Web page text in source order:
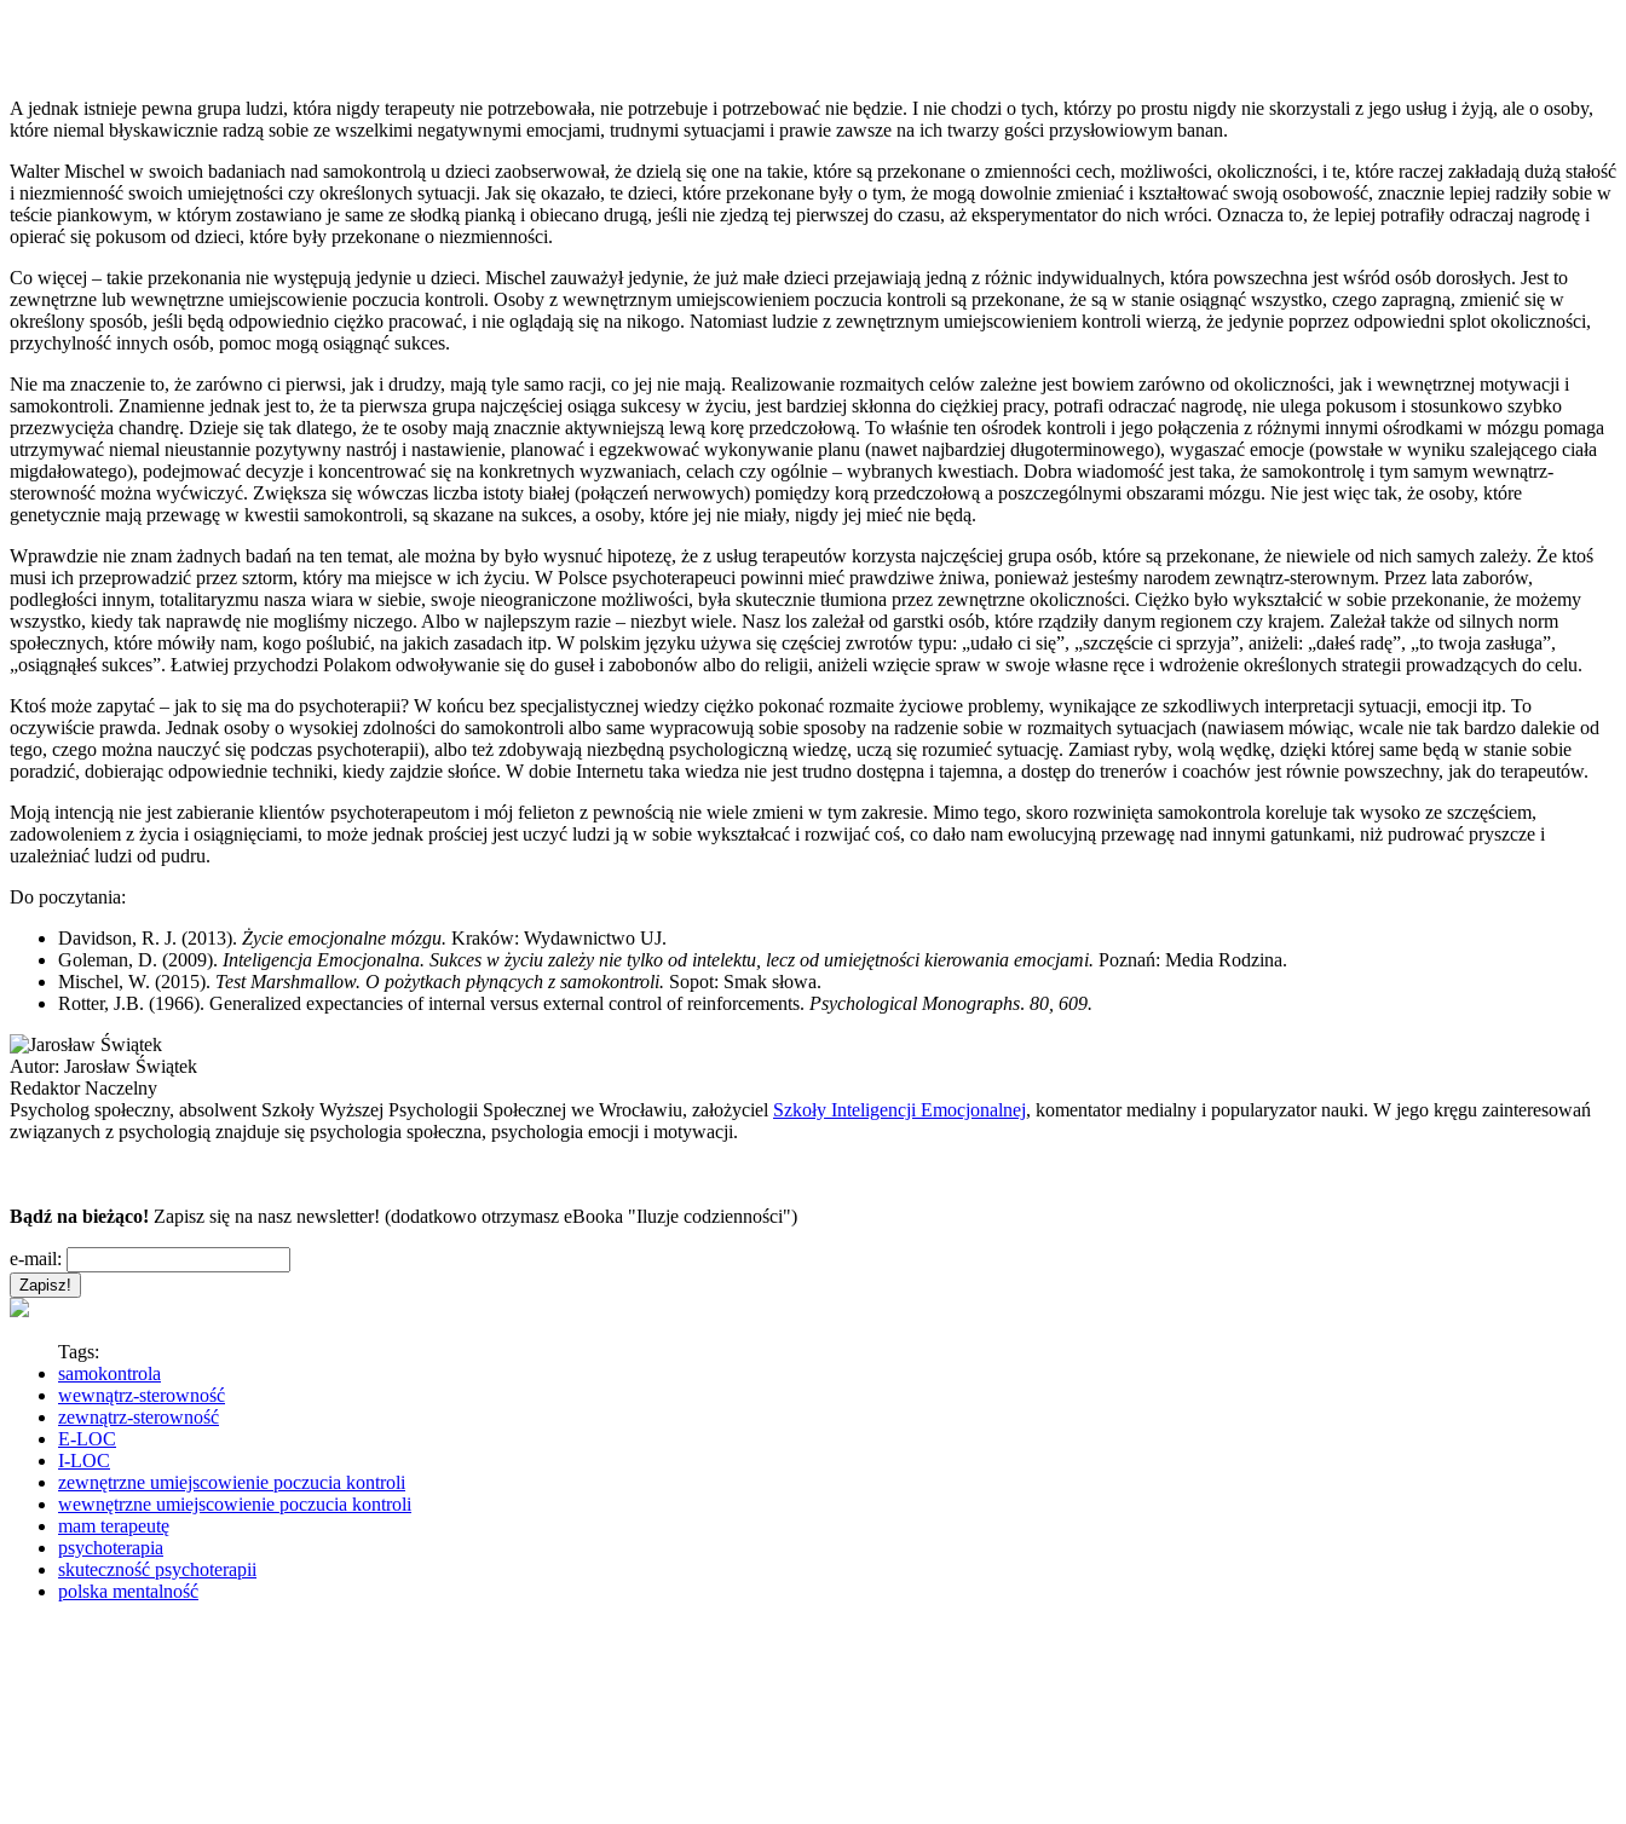
A jednak istnieje pewna grupa ludzi, która nigdy terapeuty nie potrzebowała, nie potrzebuje i potrzebować nie będzie. I nie chodzi o tych, którzy po prostu nigdy nie skorzystali z jego usług i żyją, ale o osoby,
które niemal błyskawicznie radzą sobie ze wszelkimi negatywnymi emocjami, trudnymi sytuacjami i prawie zawsze na ich twarzy gości przysłowiowym banan.
Walter Mischel w swoich badaniach nad samokontrolą u dzieci zaobserwował, że dzielą się one na takie, które są przekonane o zmienności cech, możliwości, okoliczności, i te, które raczej zakładają dużą stałość
i niezmienność swoich umiejętności czy określonych sytuacji. Jak się okazało, te dzieci, które przekonane były o tym, że mogą dowolnie zmieniać i kształtować swoją osobowość, znacznie lepiej radziły sobie w
teście piankowym, w którym zostawiano je same ze słodką pianką i obiecano drugą, jeśli nie zjedzą tej pierwszej do czasu, aż eksperymentator do nich wróci. Oznacza to, że lepiej potrafiły odraczaj nagrodę i
opierać się pokusom od dzieci, które były przekonane o niezmienności.
Co więcej – takie przekonania nie występują jedynie u dzieci. Mischel zauważył jedynie, że już małe dzieci przejawiają jedną z różnic indywidualnych, która powszechna jest wśród osób dorosłych. Jest to
zewnętrzne lub wewnętrzne umiejscowienie poczucia kontroli. Osoby z wewnętrznym umiejscowieniem poczucia kontroli są przekonane, że są w stanie osiągnąć wszystko, czego zapragną, zmienić się w
określony sposób, jeśli będą odpowiednio ciężko pracować, i nie oglądają się na nikogo. Natomiast ludzie z zewnętrznym umiejscowieniem kontroli wierzą, że jedynie poprzez odpowiedni splot okoliczności,
przychylność innych osób, pomoc mogą osiągnąć sukces.
Nie ma znaczenie to, że zarówno ci pierwsi, jak i drudzy, mają tyle samo racji, co jej nie mają. Realizowanie rozmaitych celów zależne jest bowiem zarówno od okoliczności, jak i wewnętrznej motywacji i
samokontroli. Znamienne jednak jest to, że ta pierwsza grupa najczęściej osiąga sukcesy w życiu, jest bardziej skłonna do ciężkiej pracy, potrafi odraczać nagrodę, nie ulega pokusom i stosunkowo szybko
przezwycięża chandrę. Dzieje się tak dlatego, że te osoby mają znacznie aktywniejszą lewą korę przedczołową. To właśnie ten ośrodek kontroli i jego połączenia z różnymi innymi ośrodkami w mózgu pomaga
utrzymywać niemal nieustannie pozytywny nastrój i nastawienie, planować i egzekwować wykonywanie planu (nawet najbardziej długoterminowego), wygaszać emocje (powstałe w wyniku szalejącego ciała
migdałowatego), podejmować decyzje i koncentrować się na konkretnych wyzwaniach, celach czy ogólnie – wybranych kwestiach. Dobra wiadomość jest taka, że samokontrolę i tym samym wewnątrz-
sterowność można wyćwiczyć. Zwiększa się wówczas liczba istoty białej (połączeń nerwowych) pomiędzy korą przedczołową a poszczególnymi obszarami mózgu. Nie jest więc tak, że osoby, które
genetycznie mają przewagę w kwestii samokontroli, są skazane na sukces, a osoby, które jej nie miały, nigdy jej mieć nie będą.
Wprawdzie nie znam żadnych badań na ten temat, ale można by było wysnuć hipotezę, że z usług terapeutów korzysta najczęściej grupa osób, które są przekonane, że niewiele od nich samych zależy. Że ktoś
musi ich przeprowadzić przez sztorm, który ma miejsce w ich życiu. W Polsce psychoterapeuci powinni mieć prawdziwe żniwa, ponieważ jesteśmy narodem zewnątrz-sterownym. Przez lata zaborów,
podległości innym, totalitaryzmu nasza wiara w siebie, swoje nieograniczone możliwości, była skutecznie tłumiona przez zewnętrzne okoliczności. Ciężko było wykształcić w sobie przekonanie, że możemy
wszystko, kiedy tak naprawdę nie mogliśmy niczego. Albo w najlepszym razie – niezbyt wiele. Nasz los zależał od garstki osób, które rządziły danym regionem czy krajem. Zależał także od silnych norm
społecznych, które mówiły nam, kogo poślubić, na jakich zasadach itp. W polskim języku używa się częściej zwrotów typu: „udało ci się”, „szczęście ci sprzyja”, aniżeli: „dałeś radę”, „to twoja zasługa”,
„osiągnąłeś sukces”. Łatwiej przychodzi Polakom odwoływanie się do guseł i zabobonów albo do religii, aniżeli wzięcie spraw w swoje własne ręce i wdrożenie określonych strategii prowadzących do celu.
Ktoś może zapytać – jak to się ma do psychoterapii? W końcu bez specjalistycznej wiedzy ciężko pokonać rozmaite życiowe problemy, wynikające ze szkodliwych interpretacji sytuacji, emocji itp. To
oczywiście prawda. Jednak osoby o wysokiej zdolności do samokontroli albo same wypracowują sobie sposoby na radzenie sobie w rozmaitych sytuacjach (nawiasem mówiąc, wcale nie tak bardzo dalekie od
tego, czego można nauczyć się podczas psychoterapii), albo też zdobywają niezbędną psychologiczną wiedzę, uczą się rozumieć sytuację. Zamiast ryby, wolą wędkę, dzięki której same będą w stanie sobie
poradzić, dobierając odpowiednie techniki, kiedy zajdzie słońce. W dobie Internetu taka wiedza nie jest trudno dostępna i tajemna, a dostęp do trenerów i coachów jest równie powszechny, jak do terapeutów.
Moją intencją nie jest zabieranie klientów psychoterapeutom i mój felieton z pewnością nie wiele zmieni w tym zakresie. Mimo tego, skoro rozwinięta samokontrola koreluje tak wysoko ze szczęściem,
zadowoleniem z życia i osiągnięciami, to może jednak prościej jest uczyć ludzi ją w sobie wykształcać i rozwijać coś, co dało nam ewolucyjną przewagę nad innymi gatunkami, niż pudrować pryszcze i
uzależniać ludzi od pudru.
Do poczytania:
Davidson, R. J. (2013). Życie emocjonalne mózgu. Kraków: Wydawnictwo UJ.
Goleman, D. (2009). Inteligencja Emocjonalna. Sukces w życiu zależy nie tylko od intelektu, lecz od umiejętności kierowania emocjami. Poznań: Media Rodzina.
Mischel, W. (2015). Test Marshmallow. O pożytkach płynących z samokontroli. Sopot: Smak słowa.
Rotter, J.B. (1966). Generalized expectancies of internal versus external control of reinforcements. Psychological Monographs. 80, 609.
Autor: Jarosław Świątek
Redaktor Naczelny
Psycholog społeczny, absolwent Szkoły Wyższej Psychologii Społecznej we Wrocławiu, założyciel Szkoły Inteligencji Emocjonalnej, komentator medialny i popularyzator nauki. W jego kręgu zainteresowań
związanych z psychologią znajduje się psychologia społeczna, psychologia emocji i motywacji.
Bądź na bieżąco! Zapisz się na nasz newsletter! (dodatkowo otrzymasz eBooka "Iluzje codzienności")
e-mail:
Tags:
samokontrola
wewnątrz-sterowność
zewnątrz-sterowność
E-LOC
I-LOC
zewnętrzne umiejscowienie poczucia kontroli
wewnętrzne umiejscowienie poczucia kontroli
mam terapeutę
psychoterapia
skuteczność psychoterapii
polska mentalność